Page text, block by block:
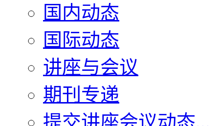
国内动态
国际动态
讲座与会议
期刊专递